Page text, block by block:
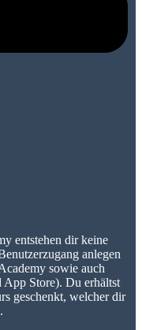
entstehen dir keine
anlegen
sowie auch
App Store). Du erhältst
geschenkt, welcher dir